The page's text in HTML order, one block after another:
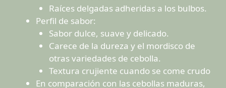
Raíces delgadas adheridas a los bulbos.
Perfil de sabor:
Sabor dulce, suave y delicado.
Carece de la dureza y el mordisco de
otras variedades de cebolla.
Textura crujiente cuando se come crudo
En comparación con las cebollas maduras,